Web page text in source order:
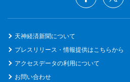
天神経済新聞について
プレスリリース・情報提供はこちらから
アクセスデータの利用について
お問い合わせ